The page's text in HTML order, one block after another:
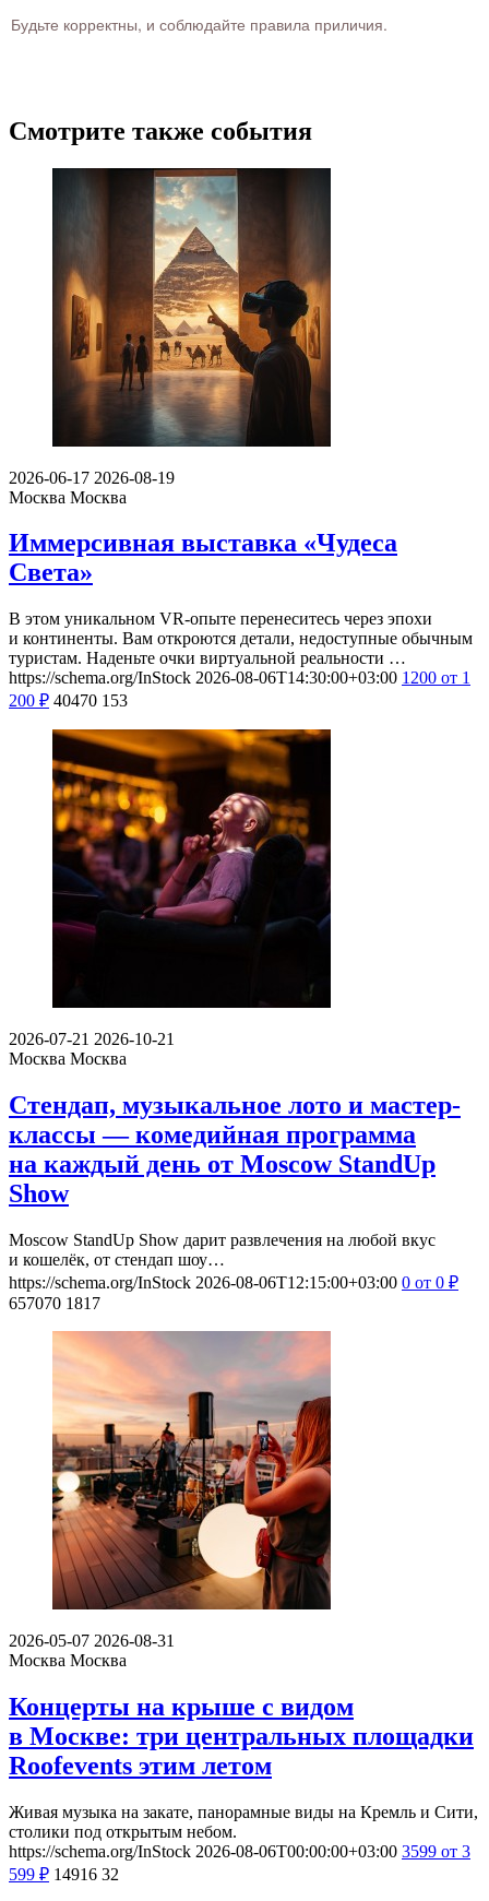
Будьте корректны, и соблюдайте правила приличия.
Смотрите также события
2026-06-17 2026-08-19
Москва Москва
Иммерсивная выставка «Чудеса
Света»
В этом уникальном VR-опыте перенеситесь через эпохи
и континенты. Вам откроются детали, недоступные обычным
туристам. Наденьте очки виртуальной реальности …
https://schema.org/InStock 2026-08-06T14:30:00+03:00 1200 от 1
200 ₽ 40470 153
2026-07-21 2026-10-21
Москва Москва
Стендап, музыкальное лото и мастер-
классы — комедийная программа
на каждый день от Moscow StandUp
Show
Moscow StandUp Show дарит развлечения на любой вкус
и кошелёк, от стендап шоу…
https://schema.org/InStock 2026-08-06T12:15:00+03:00 0 от 0 ₽
657070 1817
2026-05-07 2026-08-31
Москва Москва
Концерты на крыше с видом
в Москве: три центральных площадки
Roofevents этим летом
Живая музыка на закате, панорамные виды на Кремль и Сити,
столики под открытым небом.
https://schema.org/InStock 2026-08-06T00:00:00+03:00 3599 от 3
599 ₽ 14916 32